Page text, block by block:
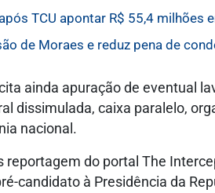
TCU apontar R$ 55,4 milhões
de Moraes e reduz pena de
ainda apuração de eventual
dissimulada, caixa paralelo,
nacional.
reportagem do portal The
candidato à Presidência da